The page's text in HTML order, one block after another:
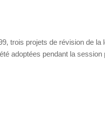
trois projets de révision de la
adoptées pendant la session